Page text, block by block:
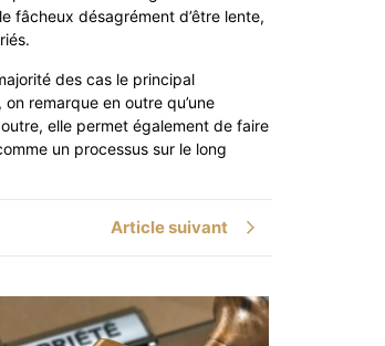
fâcheux désagrément d’être lente,
des cas le principal
remarque en outre qu’une
elle permet également de faire
un processus sur le long
Article suivant